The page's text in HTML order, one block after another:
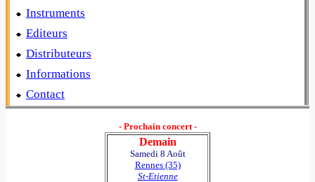
Instruments
Editeurs
Distributeurs
Informations
Contact
- Prochain concert -
Demain
Samedi 8 Août
Rennes (35)
St-Etienne